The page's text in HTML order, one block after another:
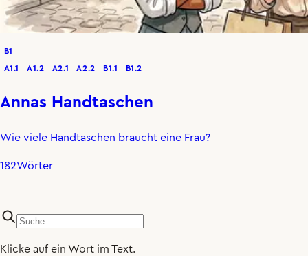
B1
A1.1 A1.2 A2.1 A2.2 B1.1 B1.2
Annas Handtaschen
Wie viele Handtaschen braucht eine Frau?
182Wörter
Klicke auf ein Wort im Text.